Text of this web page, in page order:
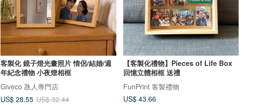
客製化 鏡子燈光畫照片 情侶/結婚/週
年紀念禮物 小夜燈相框
Giveco 氹人專門店
US$ 28.55 US$ 32.44
【客製化禮物】Pieces of Life Box
回憶立體相框 送禮
FunPrint 客製禮物
US$ 43.66